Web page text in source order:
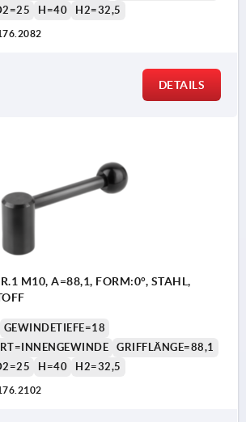
H=40 H2=32,5
DETAILS
M10, A=88,1, FORM:0°, STAHL,
GEWINDETIEFE=18
GRIFFLÄNGE=88,1
H=40 H2=32,5